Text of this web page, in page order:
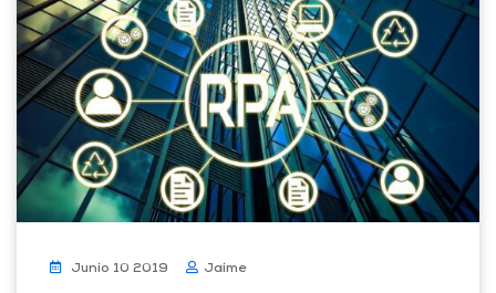
Junio 10 2019 Jaime